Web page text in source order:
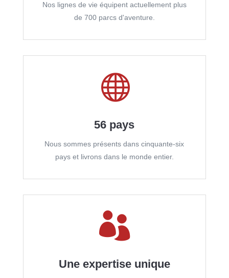
Nos lignes de vie équipent actuellement plus
de 700 parcs d'aventure.

56 pays
Nous sommes présents danscinquante-six
pays et livrons dans le monde entier.

Une expertise unique